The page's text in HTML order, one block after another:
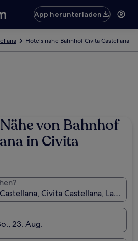
App herunterladen
Hotels nahe Bahnhof Civita Castellana
von Bahnhof
in Civita
Civita Castellana, Latium,
23. Aug.